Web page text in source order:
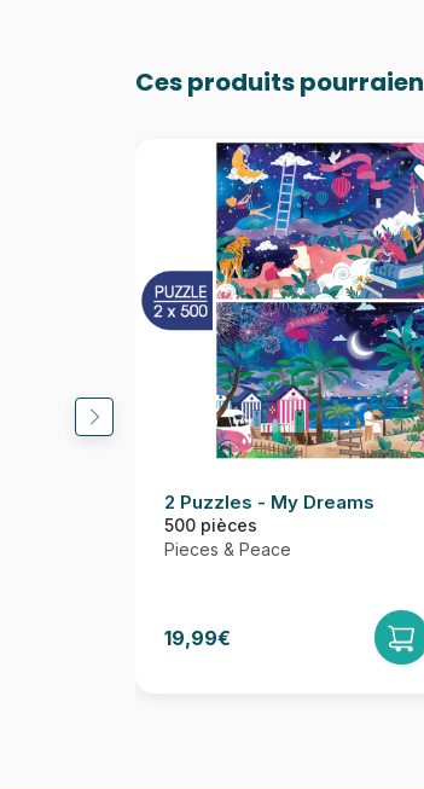
Ces produits
2 Puzzles - My Dreams
500 pièces
Pieces & Peace
19,99€